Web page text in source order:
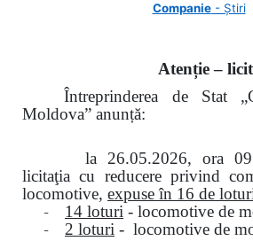
Companie- Știri
Atenție –
Întreprinderea de Stat
Moldova” anunță:
la 26.05.2026, ora
licitaţia cu reducere privind
locomotive, expuse în 16 de
- 14 loturi - locomotive de
- 2 loturi - locomotive de